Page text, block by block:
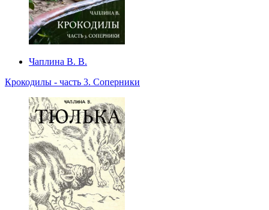
Чаплина В. В.
Крокодилы - часть 3. Соперники